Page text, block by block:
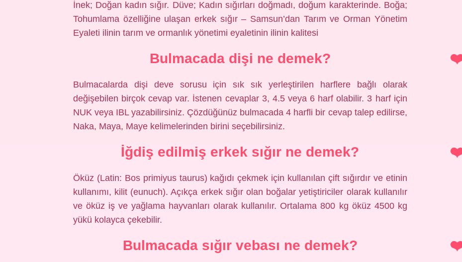
İnek; Doğan kadın sığır. Düve; Kadın sığırları doğmadı, doğum karakterinde. Boğa;
Tohumlama özelliğine ulaşan erkek sığır – Samsun’dan Tarım ve Orman Yönetim
Eyaleti ilinin tarım ve ormanlık yönetimi eyaletinin ilinin kalitesi
Bulmacada dişi ne demek?
Bulmacalarda dişi deve sorusu için sık sık yerleştirilen harflere bağlı olarak
değişebilen birçok cevap var. İstenen cevaplar 3, 4.5 veya 6 harf olabilir. 3 harf için
NUK veya IBL yazabilirsiniz. Çözdüğünüz bulmacada 4 harfli bir cevap talep edilirse,
Naka, Maya, Maye kelimelerinden birini seçebilirsiniz.
İğdiş edilmiş erkek sığır ne demek?
Öküz (Latin: Bos primiyus taurus) kağıdı çekmek için kullanılan çift sığırdır ve etinin
kullanımı, kilit (eunuch). Açıkça erkek sığır olan boğalar yetiştiriciler olarak kullanılır
ve öküz iş ve yağlama hayvanları olarak kullanılır. Ortalama 800 kg öküz 4500 kg
yükü kolayca çekebilir.
Bulmacada sığır vebası ne demek?